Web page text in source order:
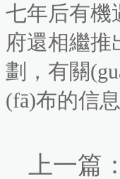
七年后有機
府還相繼推
劃，有
(fā)布的信息
上一篇：